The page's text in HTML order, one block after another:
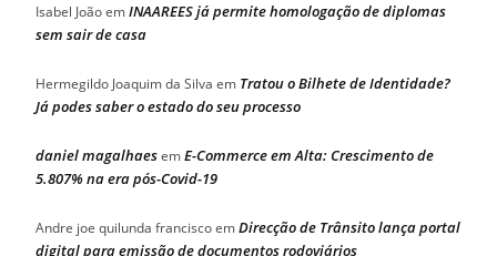
Isabel JoãoemINAAREES já permite homologação de diplomas
sem sair de casa
Hermegildo Joaquim da Silva em Tratou o Bilhete de Identidade?
Já podes saber o estado do seu processo
daniel magalhaesemE-Commerce em Alta: Crescimento de
5.807% na era pós-Covid-19
Andre joe quilunda franciscoemDirecção de Trânsito lança portal
digital para emissão de documentos rodoviários